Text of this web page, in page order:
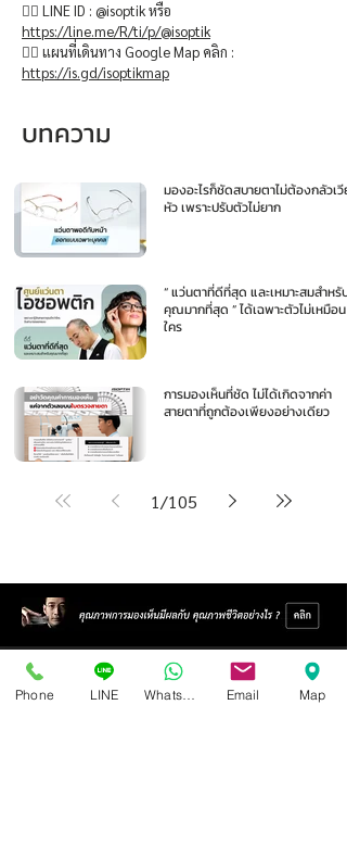
👉🏻 LINE ID : @isoptik หรือ
https://line.me/R/ti/p/@isoptik
👉🏻 แผนที่เดินทาง Google Map คลิก :
https://is.gd/isoptikmap
บทความ
มองอะไรก็ชัดสบายตาไม่ต้องกลัวเวีย
หัว เพราะปรับตัวไม่ยาก
“ แว่นตาที่ดีที่สุด และเหมาะสมสำหรับ
คุณมากที่สุด ” ได้เฉพาะตัวไม่เหมือน
ใคร
การมองเห็นที่ชัด ไม่ได้เกิดจากค่า
สายตาที่ถูกต้องเพียงอย่างเดียว
1/105
Phone LINE Email Map